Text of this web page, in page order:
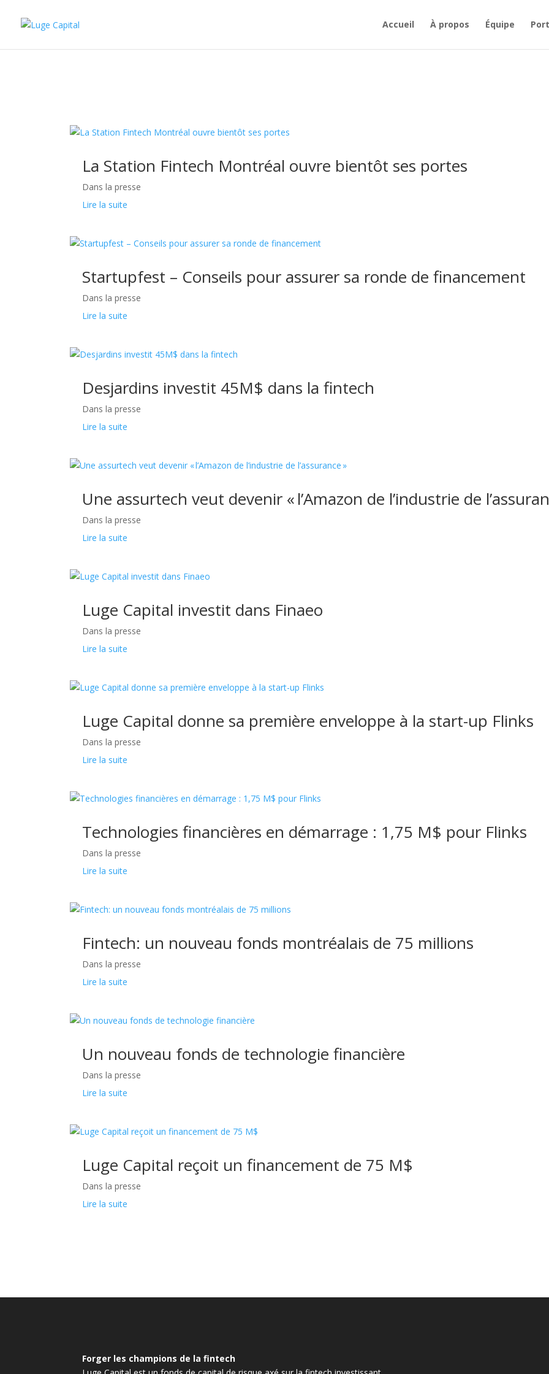
Accueil À propos Équipe
La Station Fintech Montréal ouvre bientôt ses portes
Dans la presse
Lire la suite
Startupfest – Conseils pour assurer sa ronde de financement
Dans la presse
Lire la suite
Desjardins investit 45M$ dans la fintech
Dans la presse
Lire la suite
Une assurtech veut devenir « l’Amazon de l’industrie de
Dans la presse
Lire la suite
Luge Capital investit dans Finaeo
Dans la presse
Lire la suite
Luge Capital donne sa première enveloppe à la start-up Flinks
Dans la presse
Lire la suite
Technologies financières en démarrage : 1,75 M$ pour Flinks
Dans la presse
Lire la suite
Fintech: un nouveau fonds montréalais de 75 millions
Dans la presse
Lire la suite
Un nouveau fonds de technologie financière
Dans la presse
Lire la suite
Luge Capital reçoit un financement de 75 M$
Dans la presse
Lire la suite
Forger les champions de la fintech